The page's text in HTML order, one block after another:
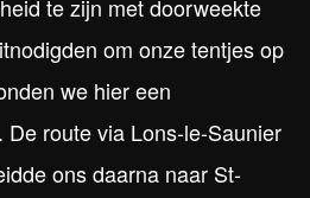
te zijn met doorweekte
om onze tentjes op
we hier een
route via Lons-le-Saunier
ons daarna naar St-